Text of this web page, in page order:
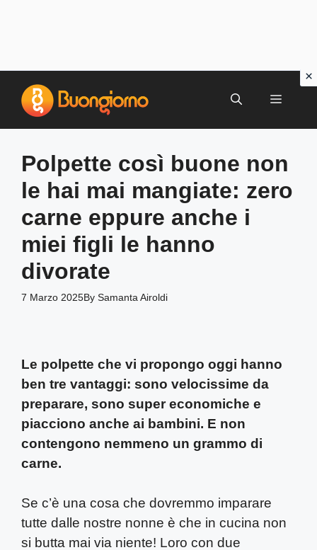
contenuto
MENU
Polpette così buone non
le hai mai mangiate: zero
carne eppure anche i
miei figli le hanno
divorate
7 Marzo 2025By Samanta Airoldi
Le polpette che vi propongo oggi hanno
ben tre vantaggi: sono velocissime da
preparare, sono super economiche e
piacciono anche ai bambini. E non
contengono nemmeno un grammo di
carne.
Se c’è una cosa che dovremmo imparare
tutte dalle nostre nonne è che in cucina non
si butta mai via niente! Loro con due